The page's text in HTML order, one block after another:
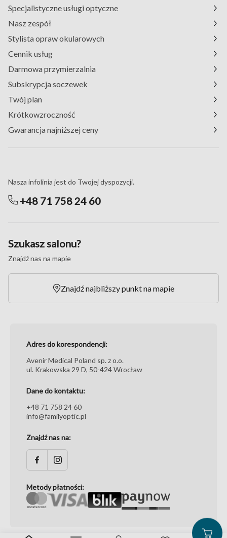
Specjalistyczne usługi optyczne
Nasz zespół
Stylista opraw okularowych
Cennik usług
Darmowa przymierzalnia
Subskrypcja soczewek
Twój plan
Krótkowzroczność
Gwarancja najniższej ceny
Nasza infolinia jest do Twojej dyspozycji.
+48 71 758 24 60
Szukasz salonu?
Znajdź nas na mapie
Znajdź najbliższy punkt na mapie
Adres do korespondencji:
Avenir Medical Poland sp. z o.o.
ul. Krakowska 29 D, 50-424 Wrocław
Dane do kontaktu:
+48 71 758 24 60
info@familyoptic.pl
Znajdź nas na:
Metody płatności: